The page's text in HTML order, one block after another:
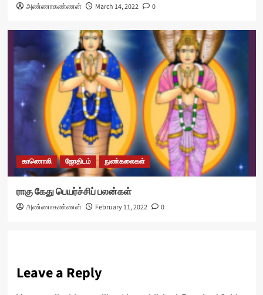
அண்ணாகண்ணன் March 14, 2022 0
காணொலி ஜோதிடம் நுண்கலைகள்
ராகு கேது பெயர்ச்சிப் பலன்கள்
அண்ணாகண்ணன் February 11, 2022 0
Leave a Reply